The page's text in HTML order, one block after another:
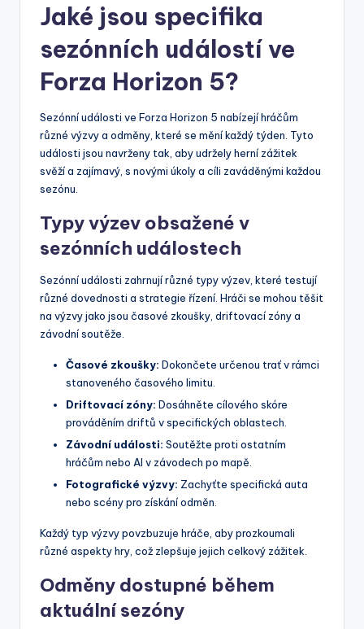
Jaké jsou specifika
sezónních událostí ve
Forza Horizon 5?
Sezónní události ve Forza Horizon 5 nabízejí hráčům
různé výzvy a odměny, které se mění každý týden. Tyto
události jsou navrženy tak, aby udržely herní zážitek
svěží a zajímavý, s novými úkoly a cíli zaváděnými každou
sezónu.
Typy výzev obsažené v
sezónních událostech
Sezónní události zahrnují různé typy výzev, které testují
různé dovednosti a strategie řízení. Hráči se mohou těšit
na výzvy jako jsou časové zkoušky, driftovací zóny a
závodní soutěže.
Časové zkoušky: Dokončete určenou trať v rámci
stanoveného časového limitu.
Driftovací zóny: Dosáhněte cílového skóre
prováděním driftů v specifických oblastech.
Závodní události: Soutěžte proti ostatním
hráčům nebo AI v závodech po mapě.
Fotografické výzvy: Zachyťte specifická auta
nebo scény pro získání odměn.
Každý typ výzvy povzbuzuje hráče, aby prozkoumali
různé aspekty hry, což zlepšuje jejich celkový zážitek.
Odměny dostupné během
aktuální sezóny